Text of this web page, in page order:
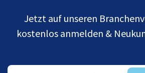
Jetzt auf unseren
kostenlos anmelden &